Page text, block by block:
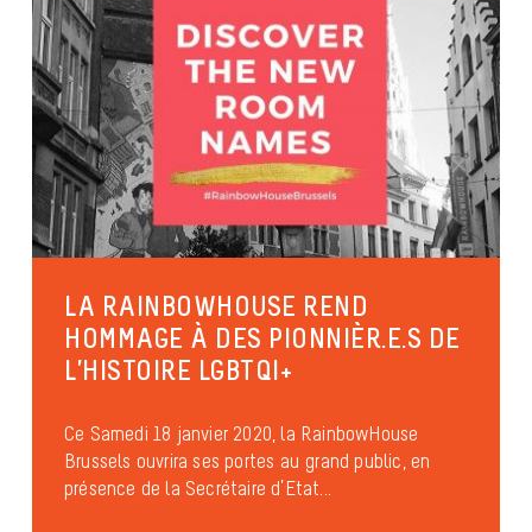
ART DE RUE : NOS PROJETS DE
FRESQUES
Culture et loisirs
Anti-discrimination
Identités et expressions de genres
Diversité culturelle
LA RAINBOWHOUSE REND
HOMMAGE À DES PIONNIÈR.E.S DE
L’HISTOIRE LGBTQI+
Ce Samedi 18 janvier 2020, la RainbowHouse
Brussels ouvrira ses portes au grand public, en
présence de la Secrétaire d’Etat...